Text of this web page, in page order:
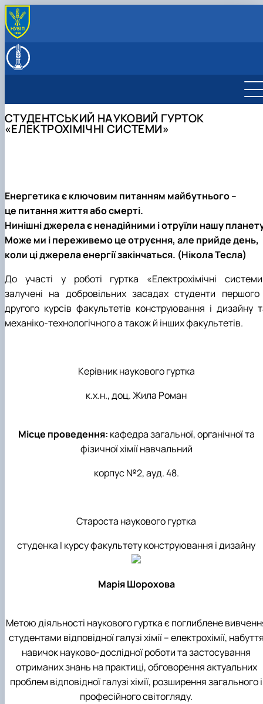
ПРО КАФЕДРУ
Профорієнтаційна робота кафедри
Культурно-виховна робота
Навчальна робота кафедри
Навчальне стажування в Китаї
синтези біологічно активних речовин…
Студентський науковий гурток "Органічна та
Студентський науковий гурток "Органічна хімія в
сільському господарстві"
Студентський науковий гурток "Антиоксиданти в
харчовій промисловості"
Студентський науковий гурток „Метали та
в машинобудуванні ”
ХІМІЯ РОСЛИН»
Студентський науковий гурток «Екологічна хімія»
СТУДЕНТСЬКИЙ НАУКОВИЙ ГУРТОК
«ЕЛЕКТРОХІМІЧНІ СИСТЕМИ»
Енергетика є ключовим питанням майбутнього –
це питання життя або смерті.
Нинішні джерела є ненадійними і отруїли нашу
Може ми і переживемо це отруєння, але прийде день,
коли ці джерела енергії закінчаться. (Нікола Тесла)
До участі у роботі гуртка «Електрохімічні
залучені на добровільних засадах студенти першого
другого курсів факультетів конструювання і дизайну
механіко-технологічного а також й інших факультетів.
Керівник наукового гуртка
к.х.н., доц. Жила Роман
Місце проведення: кафедра загальної, органічної та
фізичної хімії навчальний
корпус №2, ауд. 48.
Староста наукового гуртка
студенка І курсу факультету конструювання і дизайну
Марія Шорохова
Метою діяльності наукового гуртка є поглиблене
студентами відповідної галузі хімії – електрохімії,
навичок науково-дослідної роботи та застосування
отриманих знань на практиці, обговорення актуальних
проблем відповідної галузі хімії, розширення загального і
професійного світогляду.